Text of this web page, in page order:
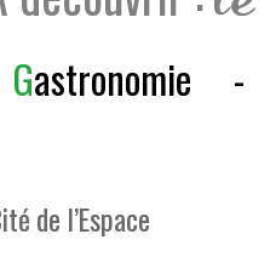
Gastronomie -
de l’Espace